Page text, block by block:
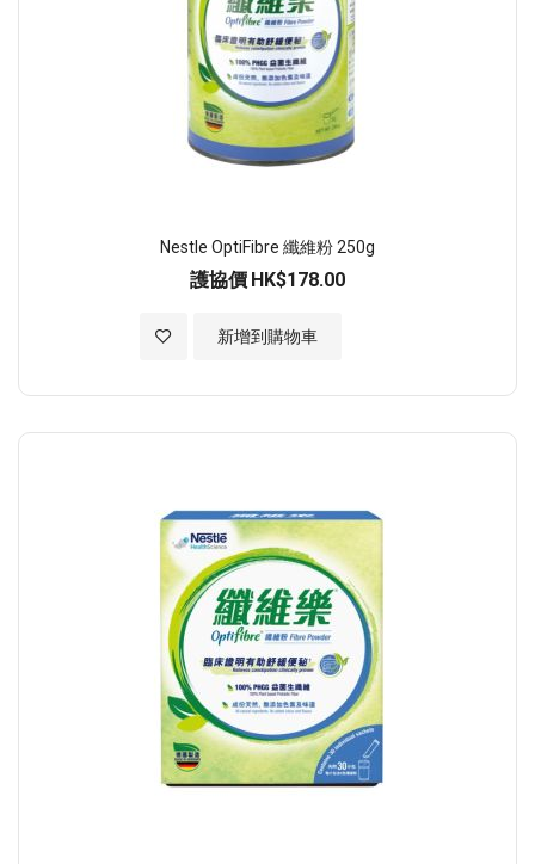
Nestle OptiFibre 纖維粉 250g
護協價 HK$178.00
新增到購物車
加入至願望清單